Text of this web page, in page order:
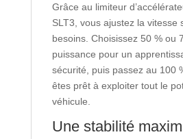
Grâce au limiteur
SLT3, vous ajustez la vitesse
besoins. Choisissez 50 % ou
puissance pour un
sécurité, puis passez au 100
êtes prêt à exploiter tout le
véhicule.
Une stabilité